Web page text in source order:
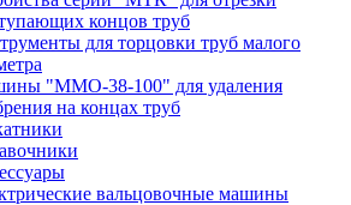
концов труб
для торцовки труб малого
"ММО-38-100" для удаления
на концах труб
вальцовочные машины